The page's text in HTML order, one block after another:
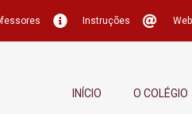
Instruções
INÍCIO O COLÉGIO